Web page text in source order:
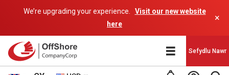
We’re upgrading your experience.
Visit our new website
here
×
Sefydlu Nawr